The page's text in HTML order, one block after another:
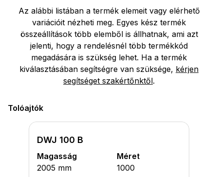
Az alábbi listában a termék elemeit vagy elérhető
variációit nézheti meg. Egyes kész termék
összeállítások több elemből is állhatnak, ami azt
jelenti, hogy a rendelésnél több termékkód
megadására is szükség lehet. Ha a termék
kiválasztásában segítségre van szüksége, kérjen
segítséget szakértőnktől.
Tolóajtók
DWJ 100 B
Magasság
2005 mm
Méret
1000